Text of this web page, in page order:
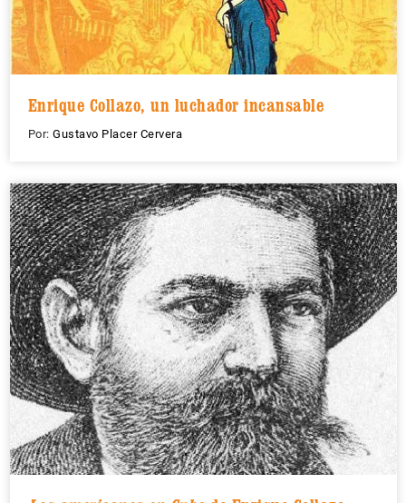
Enrique Collazo, un luchador incansable
Por: Gustavo Placer Cervera